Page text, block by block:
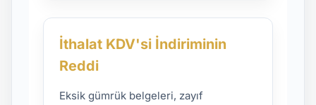
İthalat KDV'si İndiriminin
Reddi
Eksik gümrük belgeleri, zayıf